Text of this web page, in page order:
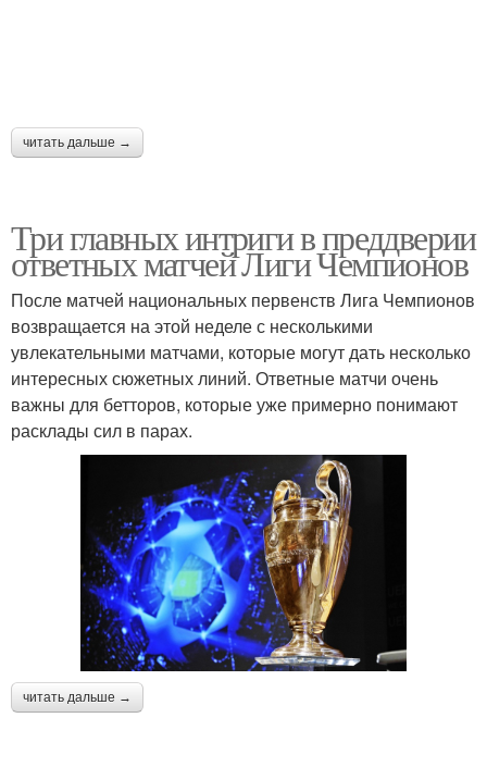
читать дальше →
Три главных интриги в преддверии
ответных матчей Лиги Чемпионов
После матчей национальных первенств Лига Чемпионов
возвращается на этой неделе с несколькими
увлекательными матчами, которые могут дать несколько
интересных сюжетных линий. Ответные матчи очень
важны для бетторов, которые уже примерно понимают
расклады сил в парах.
читать дальше →